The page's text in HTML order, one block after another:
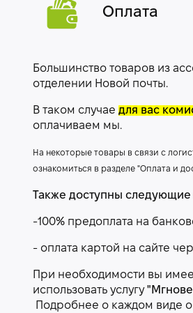
Оплата
Большинство товаров из
отделении Новой почты.
В таком случае для вас
оплачиваем мы.
На некоторые товары в связи с
ознакомиться в разделе "Оплата и
Также доступны
-100% предоплата на
- оплата картой на сайте
При необходимости вы
использовать услугу
Подробнее о каждом виде